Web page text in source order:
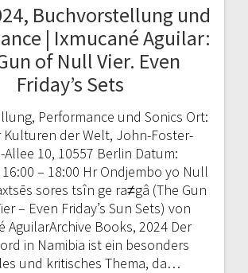
Buchvorstellung und
| Ixmucané Aguilar:
of Null Vier. Even
Friday’s Sets
Performance und Sonics Ort:
Kulturen der Welt, John-Foster-
Allee 10, 10557 Berlin Datum:
16:00 – 18:00 Hr Ondjembo yo Null
sores tsîn ge ra≠gâ (The Gun
– Even Friday’s Sun Sets) von
AguilarArchive Books, 2024 Der
in Namibia ist ein besonders
und kritisches Thema, da…